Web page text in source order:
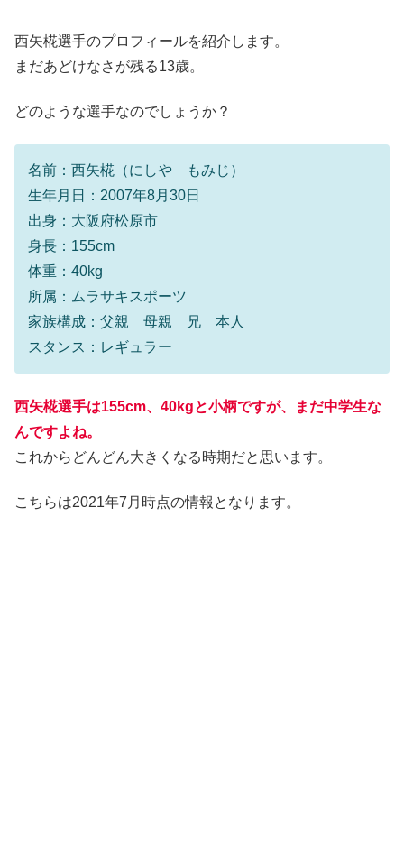
西矢椛選手のプロフィールを紹介します。
まだあどけなさが残る13歳。
どのような選手なのでしょうか？
名前：西矢椛（にしや もみじ）
生年月日：2007年8月30日
出身：大阪府松原市
身長：155cm
体重：40kg
所属：ムラサキスポーツ
家族構成：父親 母親 兄 本人
スタンス：レギュラー
西矢椛選手は155cm、40kgと小柄ですが、まだ中学生な
んですよね。
これからどんどん大きくなる時期だと思います。
こちらは2021年7月時点の情報となります。